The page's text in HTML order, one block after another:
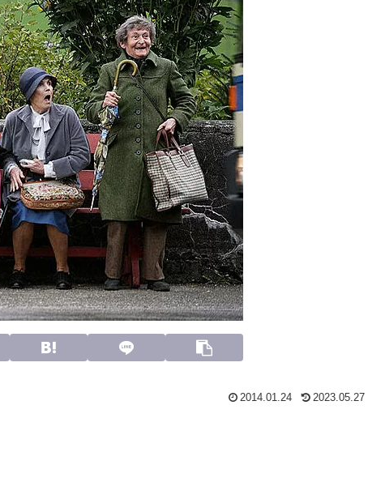
2014.01.24 2023.05.27